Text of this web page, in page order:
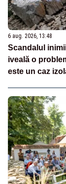
6 aug. 2026, 13:48
Scandalul
iveală o
este un caz